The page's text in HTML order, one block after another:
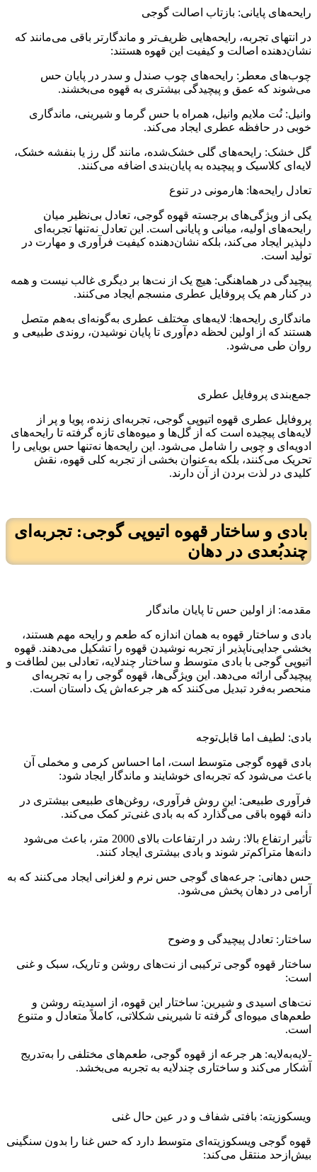
رایحه‌های پایانی: بازتاب اصالت گوجی
در انتهای تجربه، رایحه‌هایی ظریف‌تر و ماندگارتر باقی می‌مانند که
نشان‌دهنده اصالت و کیفیت این قهوه هستند:
چوب‌های معطر: رایحه‌های چوب صندل و سدر در پایان حس
می‌شوند که عمق و پیچیدگی بیشتری به قهوه می‌بخشند.
وانیل: نُت ملایم وانیل، همراه با حس گرما و شیرینی، ماندگاری
خوبی در حافظه عطری ایجاد می‌کند.
گل خشک: رایحه‌های گلی خشک‌شده، مانند گل رز یا بنفشه خشک،
لایه‌ای کلاسیک و پیچیده به پایان‌بندی اضافه می‌کنند.
تعادل رایحه‌ها: هارمونی در تنوع
یکی از ویژگی‌های برجسته قهوه گوجی، تعادل بی‌نظیر میان
رایحه‌های اولیه، میانی و پایانی است. این تعادل نه‌تنها تجربه‌ای
دلپذیر ایجاد می‌کند، بلکه نشان‌دهنده کیفیت فرآوری و مهارت در
تولید است.
پیچیدگی در هماهنگی: هیچ یک از نت‌ها بر دیگری غالب نیست و همه
در کنار هم یک پروفایل عطری منسجم ایجاد می‌کنند.
ماندگاری رایحه‌ها: لایه‌های مختلف عطری به‌گونه‌ای به‌هم متصل
هستند که از اولین لحظه دم‌آوری تا پایان نوشیدن، روندی طبیعی و
روان طی می‌شود.
جمع‌بندی پروفایل عطری
پروفایل عطری قهوه اتیوپی گوجی، تجربه‌ای زنده، پویا و پر از
لایه‌های پیچیده است که از گل‌ها و میوه‌های تازه گرفته تا رایحه‌های
ادویه‌ای و چوبی را شامل می‌شود. این رایحه‌ها نه‌تنها حس بویایی را
تحریک می‌کنند، بلکه به‌عنوان بخشی از تجربه کلی قهوه، نقش
کلیدی در لذت بردن از آن دارند.
بادی و ساختار قهوه اتیوپی گوجی: تجربه‌ای
چندبُعدی در دهان
مقدمه: از اولین حس تا پایان ماندگار
بادی و ساختار قهوه به همان اندازه که طعم و رایحه مهم هستند،
بخشی جدایی‌ناپذیر از تجربه نوشیدن قهوه را تشکیل می‌دهند. قهوه
اتیوپی گوجی با بادی متوسط و ساختار چندلایه، تعادلی بین لطافت و
پیچیدگی ارائه می‌دهد. این ویژگی‌ها، قهوه گوجی را به تجربه‌ای
منحصر به‌فرد تبدیل می‌کنند که هر جرعه‌اش یک داستان است.
بادی: لطیف اما قابل‌توجه
بادی قهوه گوجی متوسط است، اما احساس کرمی و مخملی آن
باعث می‌شود که تجربه‌ای خوشایند و ماندگار ایجاد شود:
فرآوری طبیعی: این روش فرآوری، روغن‌های طبیعی بیشتری در
دانه قهوه باقی می‌گذارد که به بادی غنی‌تر کمک می‌کند.
تأثیر ارتفاع بالا: رشد در ارتفاعات بالای 2000 متر، باعث می‌شود
دانه‌ها متراکم‌تر شوند و بادی بیشتری ایجاد کنند.
حس دهانی: جرعه‌های گوجی حس نرم و لغزانی ایجاد می‌کنند که به
آرامی در دهان پخش می‌شود.
ساختار: تعادل پیچیدگی و وضوح
ساختار قهوه گوجی ترکیبی از نت‌های روشن و تاریک، سبک و غنی
است:
نت‌های اسیدی و شیرین: ساختار این قهوه، از اسیدیته روشن و
طعم‌های میوه‌ای گرفته تا شیرینی شکلاتی، کاملاً متعادل و متنوع
است.
-لایه‌به‌لایه: هر جرعه از قهوه گوجی، طعم‌های مختلفی را به‌تدریج
آشکار می‌کند و ساختاری چندلایه به تجربه می‌بخشد.
ویسکوزیته: بافتی شفاف و در عین حال غنی
قهوه گوجی ویسکوزیته‌ای متوسط دارد که حس غنا را بدون سنگینی
بیش‌ازحد منتقل می‌کند: